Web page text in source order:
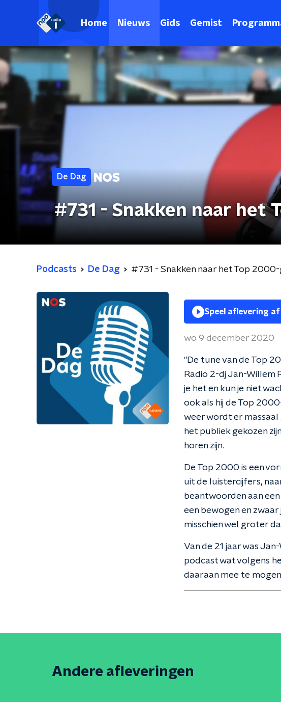
Home Nieuws Gids Gemist
De Dag
#731 - Snakken naar het
Podcasts De Dag #731 - Snakken naar het Top 2000-
Speel aflevering af
wo 9 december 2020
"De tune van de Top
Radio 2-dj Jan-Willem
je het en kun je niet
ook als hij de Top
weer wordt er
het publiek gekozen
horen zijn.
De Top 2000 is een
uit de luistercijfers,
beantwoorden aan
een bewogen en
misschien wel groter
Van de 21 jaar was
podcast wat volgens
daaraan mee te
Andere afleveringen